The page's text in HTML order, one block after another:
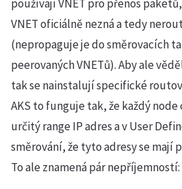
používají VNET pro přenos
VNET oficiálně nezná a tedy
(nepropaguje je do směrovacích
peerovaných VNETů). Aby ale
tak se nainstalují specifické
AKS to funguje tak, že každý
určitý range IP adres a v User
směrování, že tyto adresy se mají
To ale znamená pár nepříjemností: